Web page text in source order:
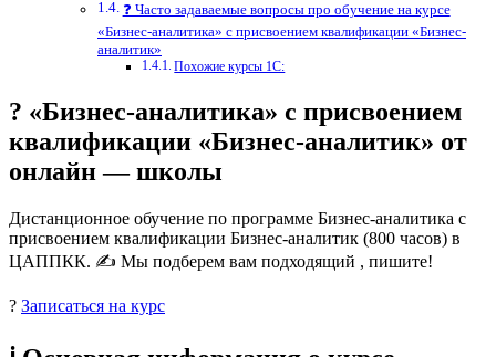
❓ Часто задаваемые вопросы про обучение на курсе
«Бизнес-аналитика» с присвоением квалификации «Бизнес-
аналитик»
Похожие курсы 1С:
? «Бизнес-аналитика» с присвоением
квалификации «Бизнес-аналитик» от
онлайн — школы
Дистанционное обучение по программе Бизнес-аналитика с
присвоением квалификации Бизнес-аналитик (800 часов) в
ЦАППКК. ✍ Мы подберем вам подходящий , пишите!
? Записаться на курс